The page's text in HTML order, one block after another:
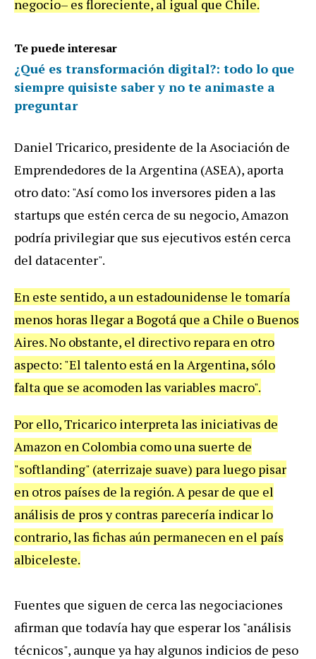
negocio– es floreciente, al igual que Chile.
Te puede interesar
¿Qué es transformación digital?: todo lo que
siempre quisiste saber y no te animaste a
preguntar
Daniel Tricarico, presidente de laAsociación de
Emprendedores de laArgentina (ASEA), aporta
otro dato: "Así comolos inversores piden alas
startups que estén cerca de su negocio,Amazon
podría privilegiar que sus ejecutivos estén cerca
del datacenter".
En este sentido, aun estadounidense le tomaría
menos horas llegar aBogotá que a Chile oBuenos
Aires.No obstante, el directivo repara en otro
aspecto: "El talento está enlaArgentina, sólo
falta que se acomodenlas variables macro".
Por ello,Tricarico interpretalas iniciativas de
Amazon en Colombia comouna suerte de
"softlanding" (aterrizaje suave) paraluego pisar
en otros países de la región.A pesar de que el
análisis de pros y contras parecería indicarlo
contrario,las fichas aún permanecen en el país
albiceleste.
Fuentes que siguen de cercalas negociaciones
afirman que todavíahay que esperarlos "análisis
técnicos", aunque yahay algunos indicios de peso